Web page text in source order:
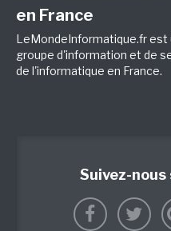
en France
LeMondeInformatique.fr est
groupe d'information et de
de l'informatique en France.
Suivez-